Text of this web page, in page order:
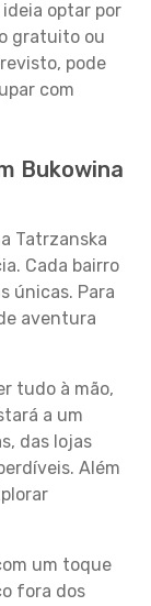
ideia optar por
gratuito ou
pode
com
Bukowina
Tatrzanska
Cada bairro
únicas. Para
aventura
tudo à mão,
a um
das lojas
Além
um toque
fora dos